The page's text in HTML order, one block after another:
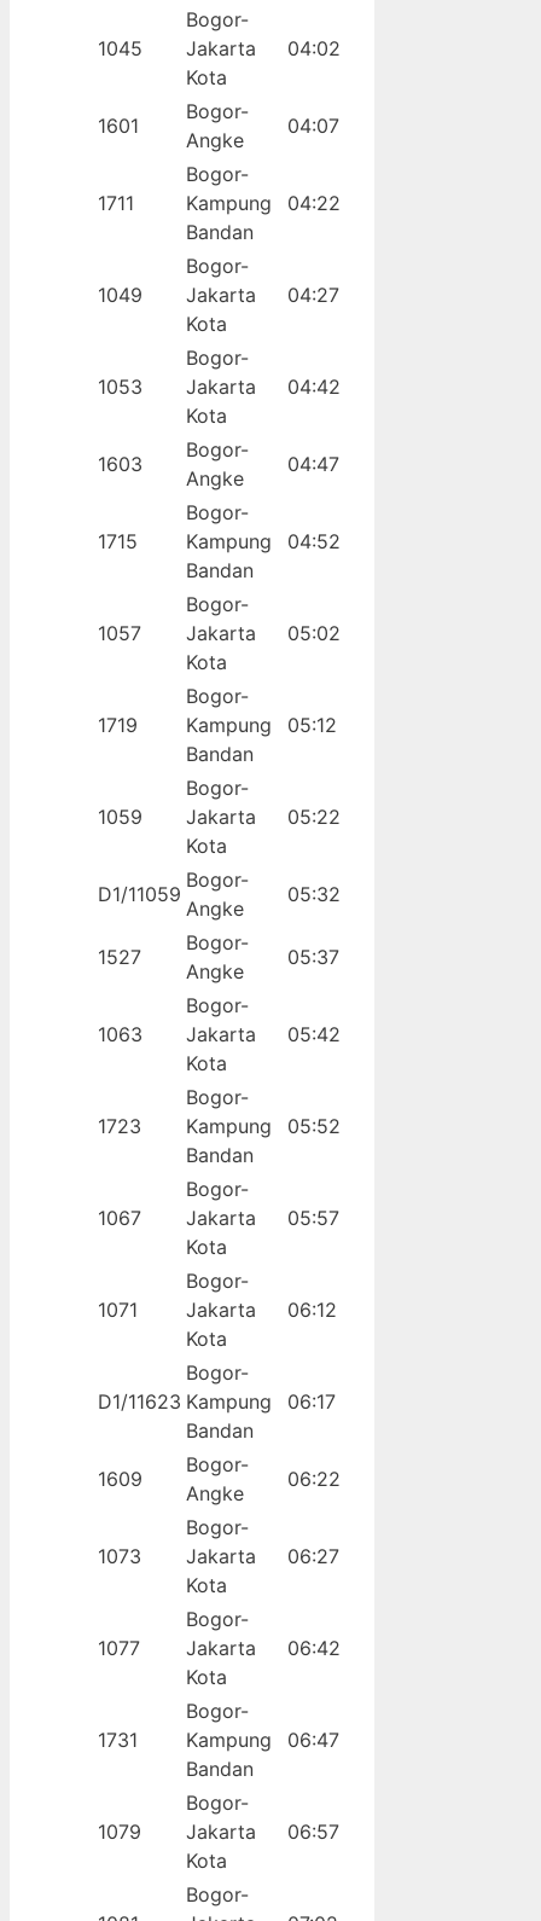
1045
Bogor-
Jakarta
Kota
04:02
1601
Bogor-
Angke
04:07
1711
Bogor-
Kampung
Bandan
04:22
1049
Bogor-
Jakarta
Kota
04:27
1053
Bogor-
Jakarta
Kota
04:42
1603
Bogor-
Angke
04:47
1715
Bogor-
Kampung
Bandan
04:52
1057
Bogor-
Jakarta
Kota
05:02
1719
Bogor-
Kampung
Bandan
05:12
1059
Bogor-
Jakarta
Kota
05:22
D1/11059
Bogor-
Angke
05:32
1527
Bogor-
Angke
05:37
1063
Bogor-
Jakarta
Kota
05:42
1723
Bogor-
Kampung
Bandan
05:52
1067
Bogor-
Jakarta
Kota
05:57
1071
Bogor-
Jakarta
Kota
06:12
D1/11623
Bogor-
Kampung
Bandan
06:17
1609
Bogor-
Angke
06:22
1073
Bogor-
Jakarta
Kota
06:27
1077
Bogor-
Jakarta
Kota
06:42
1731
Bogor-
Kampung
Bandan
06:47
1079
Bogor-
Jakarta
Kota
06:57
Bogor-